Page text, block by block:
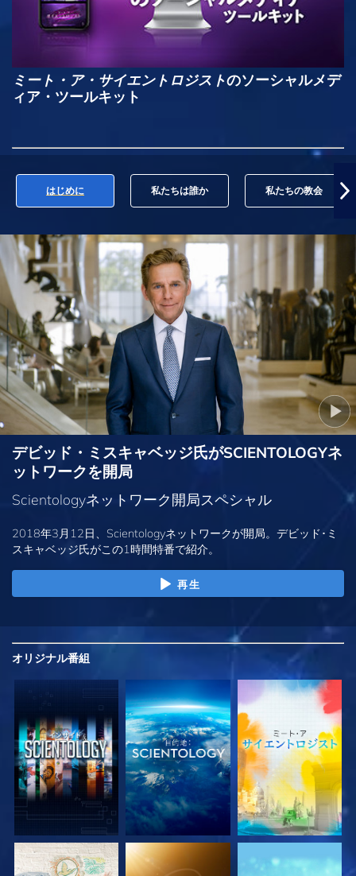
ミート・ア・サイエントロジストのソーシャルメデ
ィア・ツールキット
はじめに 私たちは誰か 私たちの教会
デビッド・ミスキャベッジ氏がSCIENTOLOGYネ
ットワークを開局
Scientologyネットワーク開局スペシャル
2018年3月12日、Scientologyネットワークが開局。デビッド･ミ
スキャベッジ氏がこの1時間特番で紹介。
再生
オリジナル番組